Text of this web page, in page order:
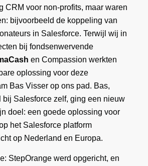
CRM voor non-profits, maar waren
bijvoorbeeld de koppeling van
in Salesforce. Terwijl wij in
bij fondsenwervende
en Compassion werkten
oplossing voor deze
Bas Visser op ons pad. Bas,
bij Salesforce zelf, ging een nieuw
doel: een goede oplossing voor
het Salesforce platform
op Nederland en Europa.
StepOrange werd opgericht, en